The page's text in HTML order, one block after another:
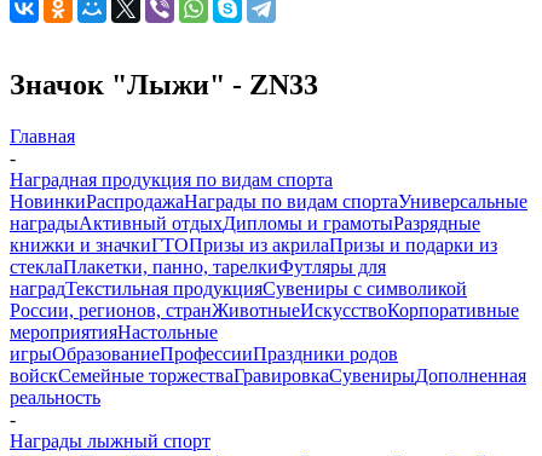
Значок "Лыжи" - ZN33
Главная
-
Наградная продукция по видам спорта
НовинкиРаспродажаНаграды по видам спортаУниверсальные
наградыАктивный отдыхДипломы и грамотыРазрядные
книжки и значкиГТОПризы из акрилаПризы и подарки из
стеклаПлакетки, панно, тарелкиФутляры для
наградТекстильная продукцияСувениры с символикой
России, регионов, странЖивотныеИскусствоКорпоративные
мероприятияНастольные
игрыОбразованиеПрофессииПраздники родов
войскСемейные торжестваГравировкаСувенирыДополненная
реальность
-
Награды лыжный спорт